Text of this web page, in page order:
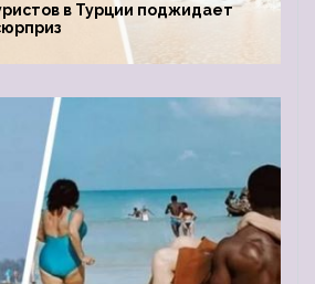
в Турции поджидает